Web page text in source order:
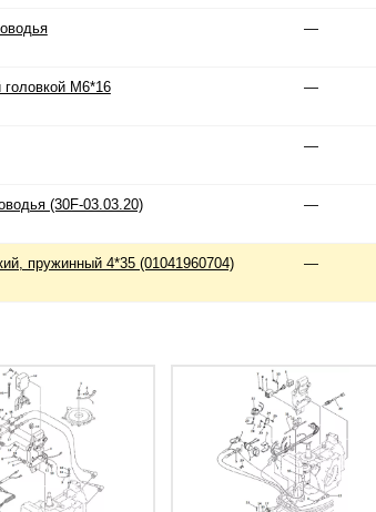
—
головкой М6*16
—
—
(30F-03.03.20)
—
пружинный 4*35 (01041960704)
—